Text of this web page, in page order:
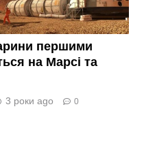
першими
на Марсі та
3 роки ago 0